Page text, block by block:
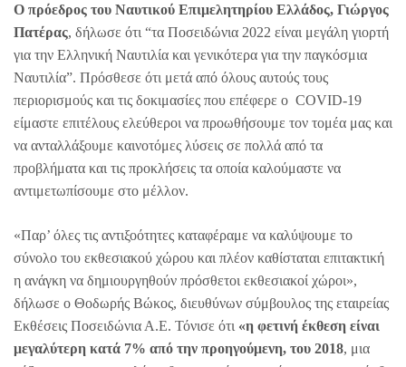
Ο πρόεδρος του Ναυτικού Επιμελητηρίου Ελλάδος, Γιώργος
Πατέρας, δήλωσε ότι “τα Ποσειδώνια 2022 είναι μεγάλη γιορτή
για την Ελληνική Ναυτιλία και γενικότερα για την παγκόσμια
Ναυτιλία”. Πρόσθεσε ότι μετά από όλους αυτούς τους
περιορισμούς και τις δοκιμασίες που επέφερε ο COVID-19
είμαστε επιτέλους ελεύθεροι να προωθήσουμε τον τομέα μας και
να ανταλλάξουμε καινοτόμες λύσεις σε πολλά από τα
προβλήματα και τις προκλήσεις τα οποία καλούμαστε να
αντιμετωπίσουμε στο μέλλον.
«Παρ’ όλες τις αντιξοότητες καταφέραμε να καλύψουμε το
σύνολο του εκθεσιακού χώρου και πλέον καθίσταται επιτακτική
η ανάγκη να δημιουργηθούν πρόσθετοι εκθεσιακοί χώροι»,
δήλωσε ο Θοδωρής Βώκος, διευθύνων σύμβουλος της εταιρείας
Εκθέσεις Ποσειδώνια Α.Ε. Τόνισε ότι «η φετινή έκθεση είναι
μεγαλύτερη κατά 7% από την προηγούμενη, του 2018, μια